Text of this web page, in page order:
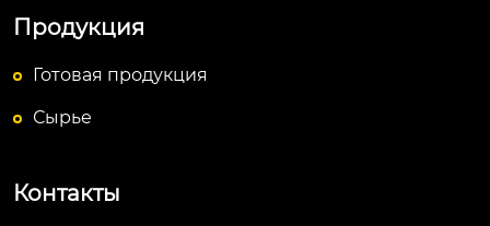
Продукция
Готовая продукция
Сырье
Контакты